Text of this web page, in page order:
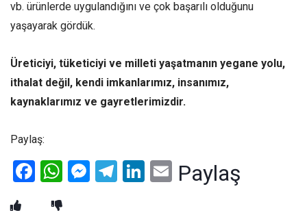
vb. ürünlerde uygulandığını ve çok başarılı olduğunu
yaşayarak gördük.
Üreticiyi, tüketiciyi ve milleti yaşatmanın yegane yolu,
ithalat değil, kendi imkanlarımız, insanımız,
kaynaklarımız ve gayretlerimizdir.
Paylaş:
Facebook
WhatsApp
Messenger
Telegram
LinkedIn
Email
Paylaş